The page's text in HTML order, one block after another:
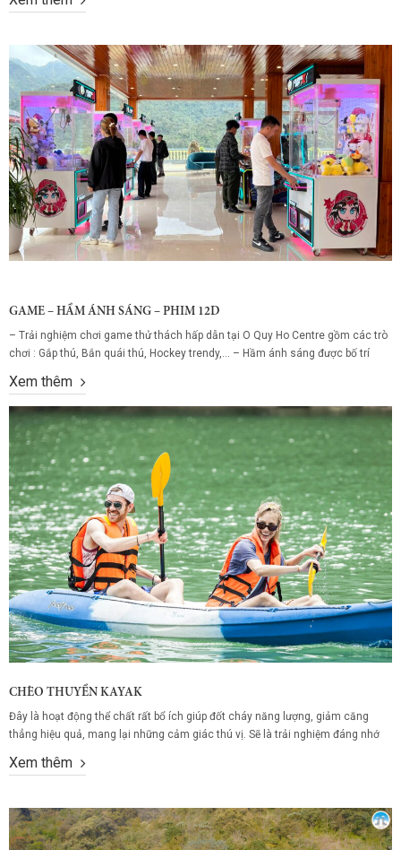
cho người ưa mạo hiểm! 🚴 Xe đạp trên không (Sky...
GAME – HẦM ÁNH SÁNG – PHIM 12D
– Trải nghiệm chơi game thử thách hấp dẫn tại O Quy Ho Centre gồm các trò
chơi : Gắp thú, Bắn quái thú, Hockey trendy,… – Hầm ánh sáng được bố trí
những cây nấm, động vật...
Xem thêm
CHÈO THUYỀN KAYAK
Đây là hoạt động thể chất rất bổ ích giúp đốt cháy năng lượng, giảm căng
thẳng hiệu quả, mang lại những cảm giác thú vị. Sẽ là trải nghiệm đáng nhớ
nước trong xanh bắn mạnh lên mặt mát...
Xem thêm